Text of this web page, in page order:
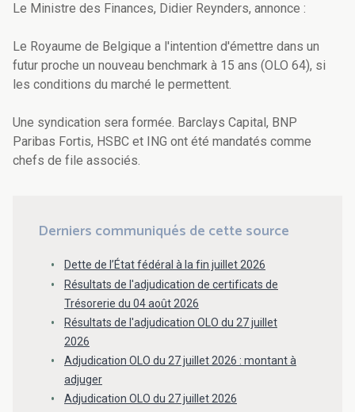
Le Ministre des Finances, Didier Reynders, annonce :
Le Royaume de Belgique a l'intention d'émettre dans un
futur proche un nouveau benchmark à 15 ans (OLO 64), si
les conditions du marché le permettent.
Une syndication sera formée. Barclays Capital, BNP
Paribas Fortis, HSBC et ING ont été mandatés comme
chefs de file associés.
Derniers communiqués de cette source
Dette de l’État fédéral à la fin juillet 2026
Résultats de l'adjudication de certificats de
Trésorerie du 04 août 2026
Résultats de l'adjudication OLO du 27 juillet
2026
Adjudication OLO du 27 juillet 2026 : montant à
adjuger
Adjudication OLO du 27 juillet 2026